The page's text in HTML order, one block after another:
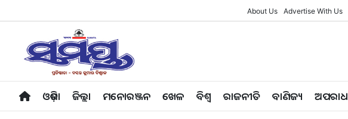
About Us Advertise With Us
ଓଡ଼ିଶା ଜିଲ୍ଲା ମନୋରଞ୍ଜନ ଖେଳ ବିଶ୍ବ ରାଜନୀତି ବାଣିଜ୍ୟ ଅପରାଧ